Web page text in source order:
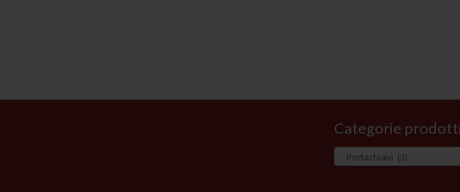
Categorie
Portachiavi (3)
Portachiavi (3)